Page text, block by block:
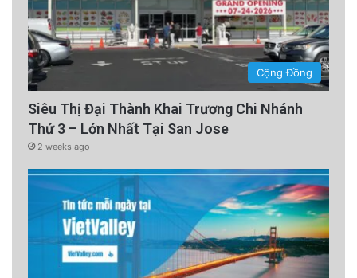
Cộng Đồng
Siêu Thị Đại Thành Khai Trương Chi Nhánh
Thứ 3 – Lớn Nhất Tại San Jose
2 weeks ago